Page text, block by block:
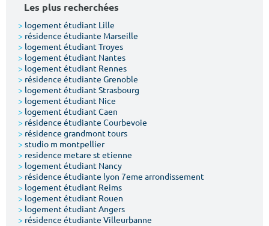
Type de location
Votre date d'entrée
Chercher
Les plus recherchées
> logement étudiant Lille
> résidence étudiante Marseille
> logement étudiant Troyes
> logement étudiant Nantes
> logement étudiant Rennes
> résidence étudiante Grenoble
> logement étudiant Strasbourg
> logement étudiant Nice
> logement étudiant Caen
> résidence étudiante Courbevoie
> résidence grandmont tours
> studio m montpellier
> residence metare st etienne
> logement étudiant Nancy
> résidence étudiante lyon 7eme arrondissement
> logement étudiant Reims
> logement étudiant Rouen
> logement étudiant Angers
> résidence étudiante Villeurbanne